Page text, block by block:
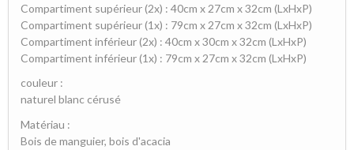
Compartiment supérieur (2x) : 40cm x 27cm x 32cm (LxHxP)
Compartiment supérieur (1x) : 79cm x 27cm x 32cm (LxHxP)
Compartiment inférieur (2x) : 40cm x 30cm x 32cm (LxHxP)
Compartiment inférieur (1x) : 79cm x 27cm x 32cm (LxHxP)
couleur :
naturel blanc cérusé
Matériau :
Bois de manguier, bois d'acacia